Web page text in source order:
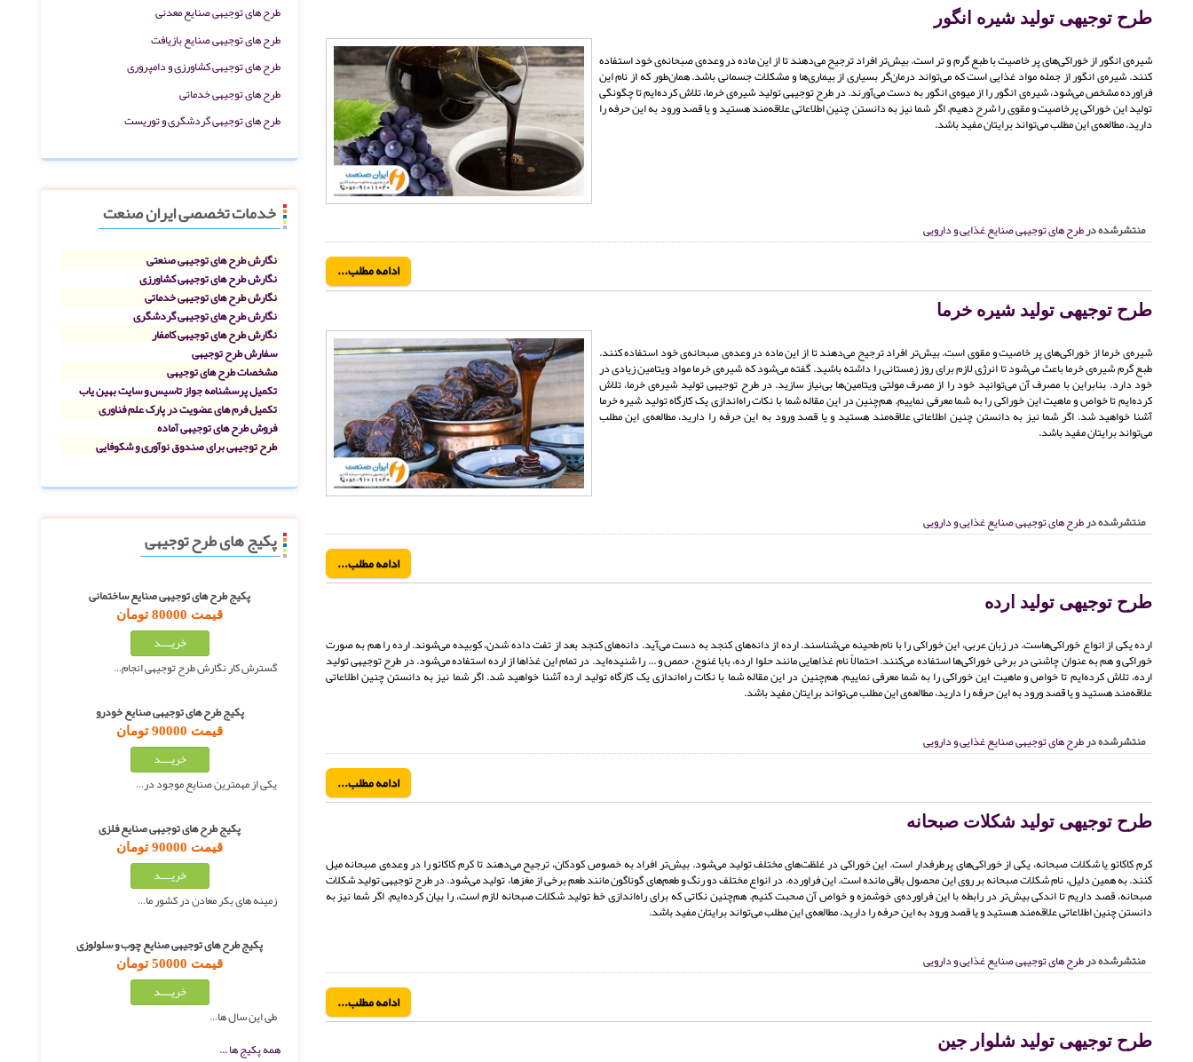
طرح های توجیهی صنایع معدنی
طرح های توجیهی صنایع بازیافت
طرح های توجیهی کشاورزی و دامپروری
طرح های توجیهی خدماتی
طرح های توجیهی گردشگری و توریست
خدمات تخصصی ایران صنعت
نگارش طرح های توجیهی صنعتی
نگارش طرح های توجیهی کشاورزی
نگارش طرح های توجیهی خدماتی
نگارش طرح های توجیهی گردشگری
نگارش طرح های توجیهی کامفار
سفارش طرح توجیهی
مشخصات طرح های توجیهی
تکمیل پرسشنامه جواز تاسیس و سایت بهین یاب
تکمیل فرم های عضویت در پارک علم فناوری
فروش طرح های توجیهی آماده
طرح توجیهی برای صندوق نوآوری و شکوفایی
پکیج های طرح توجیهی
پکیج طرح های توجیهی صنایع ساختمانی
قیمت 80000 تومان
گسترش کار نگارش طرح توجیهی انجام…
پکیج طرح های توجیهی صنایع خودرو
قیمت 90000 تومان
یکی از مهمترین صنایع موجود در…
پکیج طرح های توجیهی صنایع فلزی
قیمت 90000 تومان
زمینه های بکر معادن در کشور ما…
پکیج طرح های توجیهی صنایع چوب و سلولوزی
قیمت 50000 تومان
طی این سال ها…
همه پکیج ها ...
طرح توجیهی تولید شیره انگور
شیره‌ی انگور از خوراکی‌های پر خاصیت با طبع گرم و تر است. بیش‌تر افراد ترجیح می‌دهند تا از این ماده در وعده‌ی صبحانه‌ی خود استفاده
کنند. شیره‌ی انگور از جمله مواد غذایی است که می‌تواند درمان‌گر بسیاری از بیماری‌ها و مشکلات جسمانی باشد. همان‌طور که از نام این
فراورده مشخص می‌شود، شیره‌ی انگور را از میوه‌ی انگور به دست می‌آورند. در طرح توجیهی تولید شیره‌ی خرما، تلاش کرده‌ایم تا چگونگی
تولید این خوراکی پرخاصیت و مقوی را شرح دهیم. اگر شما نیز به دانستن چنین اطلاعاتی علاقه‌مند هستید و یا قصد ورود به این حرفه را
دارید، مطالعه‌ی این مطلب می‌تواند برایتان مفید باشد.
منتشرشده درطرح های توجیهی صنایع غذایی و دارویی
ادامه مطلب...
طرح توجیهی تولید شیره خرما
شیره‌ی خرما از خوراکی‌های پر خاصیت و مقوی است. بیش‌تر افراد ترجیح می‌دهند تا از این ماده در وعده‌ی صبحانه‌ی خود استفاده کنند.
طبع گرم شیره‌ی خرما باعث می‌شود تا انرژی لازم برای روز زمستانی را داشته باشید. گفته می‌شود که شیره‌ی خرما مواد ویتامین زیادی در
خود دارد. بنابراین با مصرف آن می‌توانید خود را از مصرف مولتی ویتامین‌ها بی‌نیاز سازید. در طرح توجیهی تولید شیره‌ی خرما، تلاش
کرده‌ایم تا خواص و ماهیت این خوراکی را به شما معرفی نماییم. هم‌چنین در این مقاله شما با نکات راه‌اندازی یک کارگاه تولید شیره خرما
آشنا خواهید شد. اگر شما نیز به دانستن چنین اطلاعاتی علاقه‌مند هستید و یا قصد ورود به این حرفه را دارید، مطالعه‌ی این مطلب
می‌تواند برایتان مفید باشد.
منتشرشده درطرح های توجیهی صنایع غذایی و دارویی
ادامه مطلب...
طرح توجیهی تولید ارده
ارده یکی از انواع خوراکی‌هاست. در زبان عربی، این خوراکی را با نام طحینه می‌شناسند. ارده از دانه‌های کنجد به دست می‌آید. دانه‌های کنجد بعد از تفت داده شدن، کوبیده می‌شوند. ارده را هم به صورت
خوراکی و هم به عنوان چاشنی در برخی خوراکی‌ها استفاده می‌کنند. احتمالاً نام غذاهایی مانند حلوا ارده، بابا غنوج، حمص و ... را شنیده‌اید. در تمام این غذاها از ارده استفاده می‌شود. در طرح توجیهی تولید
ارده، تلاش کرده‌ایم تا خواص و ماهیت این خوراکی را به شما معرفی نماییم. هم‌چنین در این مقاله شما با نکات راه‌اندازی یک کارگاه تولید ارده آشنا خواهید شد. اگر شما نیز به دانستن چنین اطلاعاتی
علاقه‌مند هستید و یا قصد ورود به این حرفه را دارید، مطالعه‌ی این مطلب می‌تواند برایتان مفید باشد.
منتشرشده درطرح های توجیهی صنایع غذایی و دارویی
ادامه مطلب...
طرح توجیهی تولید شکلات صبحانه
کرم کاکائو یا شکلات صبحانه، یکی از خوراکی‌های پرطرفدار است. این خوراکی در غلظت‌های مختلف تولید می‌شود. بیش‌تر افراد به خصوص کودکان، ترجیح می‌دهند تا کرم کاکائو را در وعده‌ی صبحانه میل
کنند. به همین دلیل، نام شکلات صبحانه بر روی این محصول باقی مانده است. این فراورده، در انواع مختلف دو رنگ و طعم‌های گوناگون مانند طعم برخی از مغزها، تولید می‌شود. در طرح توجیهی تولید شکلات
صبحانه، قصد داریم تا اندکی بیش‌تر در رابطه با این فراورده‌ی خوشمزه و خواص آن صحبت کنیم. هم‌چنین نکاتی که برای راه‌اندازی خط تولید شکلات صبحانه لازم است، را بیان کرده‌ایم. اگر شما نیز به
دانستن چنین اطلاعاتی علاقه‌مند هستید و یا قصد ورود به این حرفه را دارید، مطالعه‌ی این مطلب می‌تواند برایتان مفید باشد.
منتشرشده درطرح های توجیهی صنایع غذایی و دارویی
ادامه مطلب...
طرح توجیهی تولید شلوار جین